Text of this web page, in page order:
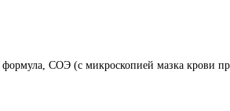
СОЭ (с микроскопией мазка крови